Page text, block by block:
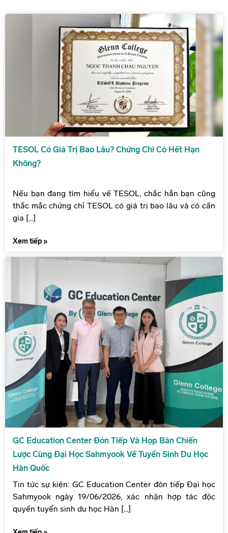
TESOL Có Giá Trị Bao Lâu? Chứng Chỉ Có Hết Hạn
Không?
Nếu bạn đang tìm hiểu về TESOL, chắc hẳn bạn cũng
thắc mắc chứng chỉ TESOL có giá trị bao lâu và có cần
gia [...]
Xem tiếp »
GC Education Center Đón Tiếp Và Họp Bàn Chiến
Lược Cùng Đại Học Sahmyook Về Tuyển Sinh Du Học
Hàn Quốc
Tin tức sự kiện: GC Education Center đón tiếp Đại học
Sahmyook ngày 19/06/2026, xác nhận hợp tác độc
quyền tuyển sinh du học Hàn [...]